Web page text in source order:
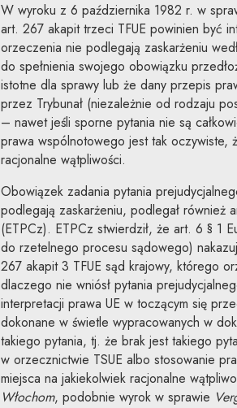
W wyroku z 6 października 1982 r. w
art. 267 akapit trzeci TFUE powinien być
orzeczenia nie podlegają zaskarżeniu
do spełnienia swojego obowiązku
istotne dla sprawy lub że dany przepis
przez Trybunał (niezależnie od rodzaju
– nawet jeśli sporne pytania nie są
prawa wspólnotowego jest tak oczywiste,
racjonalne wątpliwości.
Obowiązek zadania pytania
podlegają zaskarżeniu, podlegał również
(ETPCz). ETPCz stwierdził, że art. 6 § 1
do rzetelnego procesu sądowego)
267 akapit 3 TFUE sąd krajowy, którego
dlaczego nie wniósł pytania
interpretacji prawa UE w toczącym się
dokonane w świetle wypracowanych w
takiego pytania, tj. że brak jest takiego
w orzecznictwie TSUE albo stosowanie
miejsca na jakiekolwiek racjonalne
Włochom, podobnie wyrok w sprawie